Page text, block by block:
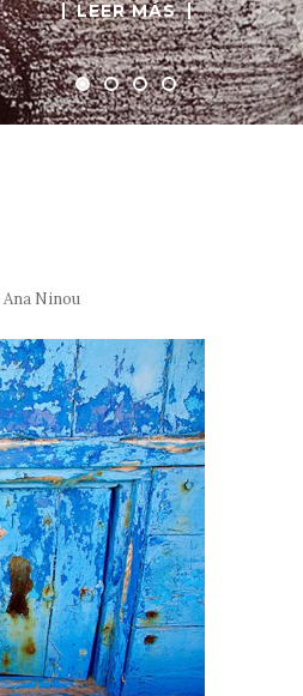
LEER MÁS
LEER MÁS
LEER MÁS
LEER MÁS
Ana Ninou